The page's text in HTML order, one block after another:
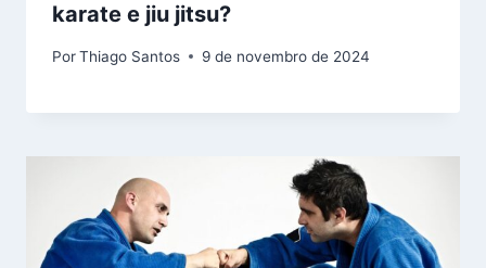
karate e jiu jitsu?
PorThiago Santos 9 de novembro de 2024